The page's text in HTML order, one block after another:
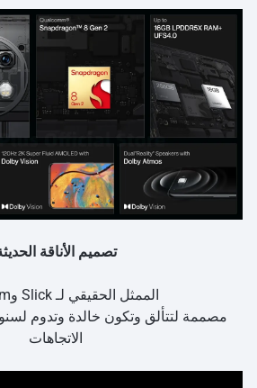
تصميم الأناقة
الممثل الحقيقي لـ Slick وPremium
مصممة لتتألق وتكون خالدة وتدوم
الاتجاهات